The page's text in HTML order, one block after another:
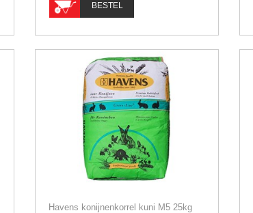
BESTEL
Havens konijnenkorrel kuni M5 25kg